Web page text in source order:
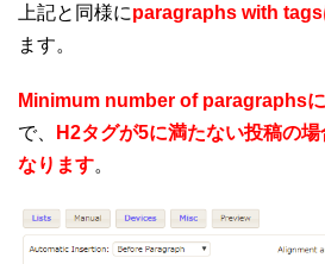
上記と同様にparagraphs with tags
ます。
Minimum number of paragraphs
で、
H2タグが5に満たない投稿の
なります。